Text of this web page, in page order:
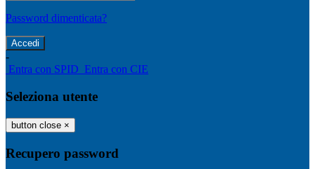
Password dimenticata?
-
Entra con SPID Entra con CIE
Seleziona utente
button close ×
Recupero password